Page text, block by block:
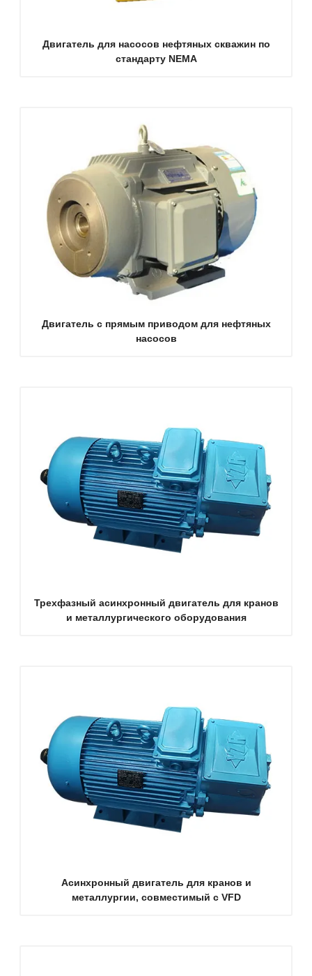
Двигатель для насосов нефтяных скважин по
стандарту NEMA
Двигатель с прямым приводом для нефтяных
насосов
Трехфазный асинхронный двигатель для кранов
и металлургического оборудования
Асинхронный двигатель для кранов и
металлургии, совместимый с VFD